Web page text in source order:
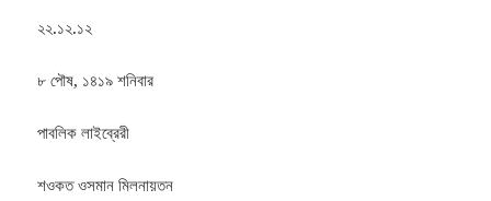
২২.১২.১২
৮ পৌষ, ১৪১৯ শনিবার
পাবলিক লাইব্রেরী
শওকত ওসমান মিলনায়তন